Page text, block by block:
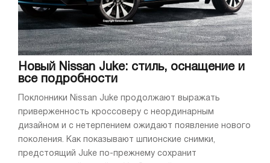
Новый Nissan Juke: стиль, оснащение и
все подробности
Поклонники Nissan Juke продолжают выражать
приверженность кроссоверу с неординарным
дизайном и с нетерпением ожидают появление нового
поколения. Как показывают шпионские снимки,
предстоящий Juke по-прежнему сохранит